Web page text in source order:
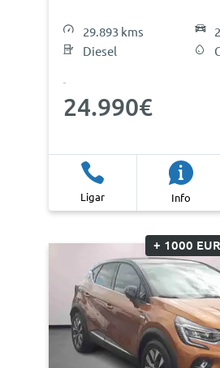
29.893 kms
Diesel
24.990€
Ligar Info
+ 1000